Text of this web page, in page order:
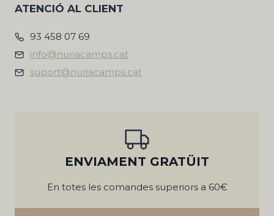
ATENCIÓ AL CLIENT
93 458 07 69
info@nuriacamps.cat
suport@nuriacamps.cat
ENVIAMENT GRATÜIT
En totes les comandes superiors a 60€